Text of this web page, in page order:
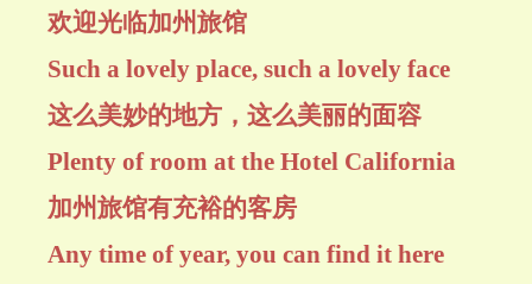
欢迎光临加州旅馆
Such a lovely place, such a lovely face
这么美妙的地方，这么美丽的面容
Plenty of room at the Hotel California
加州旅馆有充裕的客房
Any time of year, you can find it here